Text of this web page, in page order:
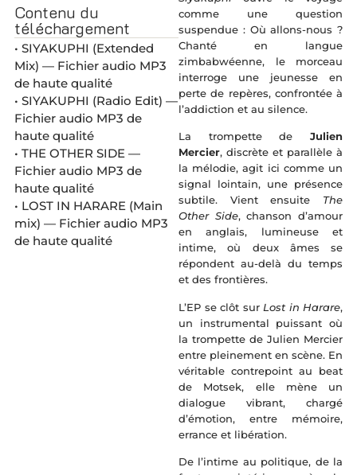
Contenu du
téléchargement
• SIYAKUPHI (Extended
Mix) — Fichier audio MP3
de haute qualité
• SIYAKUPHI (Radio Edit) —
Fichier audio MP3 de
haute qualité
• THE OTHER SIDE —
Fichier audio MP3 de
haute qualité
• LOST IN HARARE (Main
mix) — Fichier audio MP3
de haute qualité
comme une question
suspendue : Où allons-nous ?
Chanté en langue
zimbabwéenne, le morceau
interroge une jeunesse en
perte de repères, confrontée à
l’addiction et au silence.
La trompette deJulien
Mercier, discrète et parallèle à
la mélodie, agit ici comme un
signal lointain, une présence
subtile. Vient ensuite The
Other Side, chanson d’amour
en anglais, lumineuse et
intime, où deux âmes se
répondent au-delà du temps
et des frontières.
L’EP se clôt sur Lost in Harare,
un instrumental puissant où
la trompette de Julien Mercier
entre pleinement en scène. En
véritable contrepoint au beat
de Motsek, elle mène un
dialogue vibrant, chargé
d’émotion, entre mémoire,
errance et libération.
De l’intime au politique, de la